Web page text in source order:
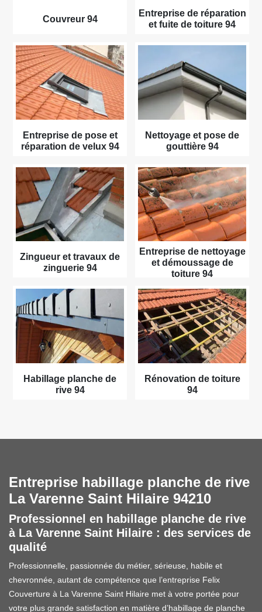
Couvreur 94
Entreprise de réparation
et fuite de toiture 94
Entreprise de pose et
réparation de velux 94
Nettoyage et pose de
gouttière 94
Zingueur et travaux de
zinguerie 94
Entreprise de nettoyage
et démoussage de
toiture 94
Habillage planche de
rive 94
Rénovation de toiture
94
Entreprise habillage planche de rive
La Varenne Saint Hilaire 94210
Professionnel en habillage planche de rive
à La Varenne Saint Hilaire : des services de
qualité
Professionnelle, passionnée du métier, sérieuse, habile et
chevronnée, autant de compétence que l’entreprise Felix
Couverture à La Varenne Saint Hilaire met à votre portée pour
votre plus grande satisfaction en matière d’habillage de planche